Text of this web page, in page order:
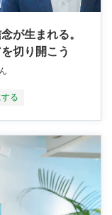
が生まれる。
切り開こう
する